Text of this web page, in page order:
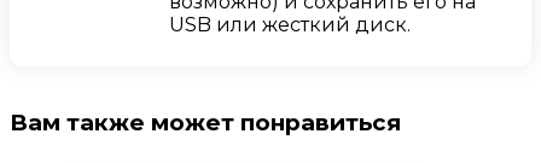
USB или жесткий диск.
Вам также может понравиться